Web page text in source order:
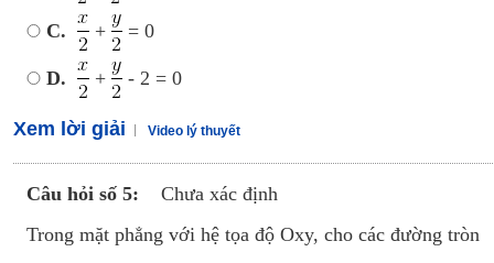
C. + = 0
D. + - 2 = 0
Xem lời giải Video lý thuyết
Câu hỏi số 5:
Chưa xác định
Trong mặt phẳng với hệ tọa độ Oxy, cho các đường tròn